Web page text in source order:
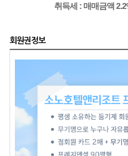
취득세 : 매매금액
회원권정보